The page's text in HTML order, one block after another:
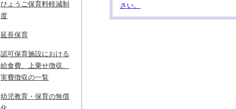
さい。
ひょうご保育料軽減制
度
延長保育
認可保育施設における
給食費、上乗せ徴収、
実費徴収の一覧
幼児教育・保育の無償